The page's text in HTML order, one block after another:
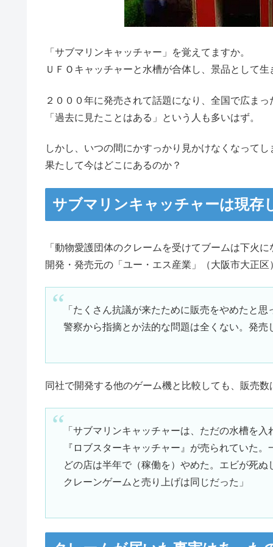
「サブマリンキャッチャー」を覚えてますか。
ＵＦＯキャッチャーと水槽が合体し、景品として
２０００年に発売されて話題になり、全国で広まっ
「過去に見たことはある」という人も多いはず。
しかし、いつの間にかすっかり見かけなくなってし
果たして今はどこにあるのか？
サブマリンキャッチャーは現存
「動物愛護団体のクレームを受けてブームは下火
開発・発売元の「ユー・エス産業」（大阪市大正
「たくさん抗議が来たために販売をやめたと
警察から指摘とか法的な問題は全くない。発
同社で開発する他のゲーム機と比較しても、販売
「サブマリンキャッチャーは、ただの水槽を
『ロブスターキャッチャー』が売られていた
どの店は半年で（稼働を）やめた。エビが死
クレーンゲームと売り上げは同じだった」